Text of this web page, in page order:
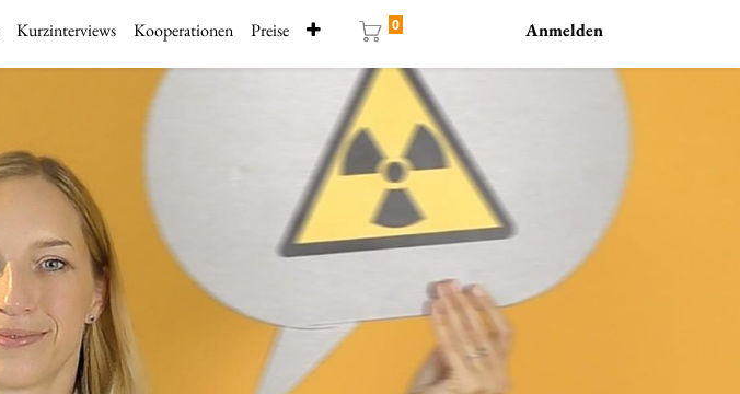
Kurzinterviews Kooperationen Preise 0 Anmelden